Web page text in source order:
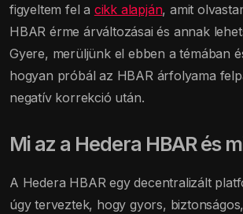
figyeltem fel a cikk alapján, amit
HBAR érme árváltozásai és annak
Gyere, merüljünk el ebben a témában
hogyan próbál az HBAR árfolyama
negatív korrekció után.
Mi az a Hedera HBAR és
A Hedera HBAR egy decentralizált
úgy terveztek, hogy gyors,